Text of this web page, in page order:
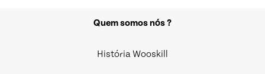
Quem somos nós ?
História Wooskill